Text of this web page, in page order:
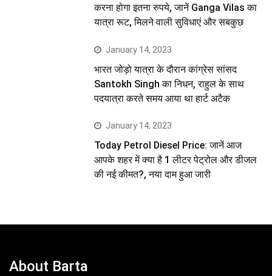
करना होगा इतना रुपये, जानें Ganga Vilas का
यात्रा रूट, मिलने वाली सुविधाएं और सबकुछ
January 14, 2023
भारत जोड़ो यात्रा के दौरान कांग्रेस सांसद
Santokh Singh का निधन, राहुल के साथ
पदयात्रा करते समय आया था हार्ट अटैक
January 14, 2023
Today Petrol Diesel Price: जानें आज
आपके शहर में क्या है 1 लीटर पेट्रोल और डीजल
की नई कीमत?, नया दाम हुआ जारी
About Barta